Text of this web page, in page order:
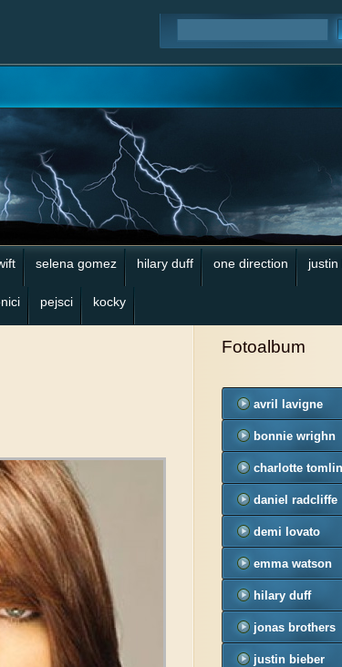
selena gomez hilary duff one direction justin
pejsci kocky
Fotoalbum
avril lavigne
bonnie wrighn
charlotte
felicite
daniel radcliffe
demi lovato
emma watson
hilary duff
jonas brothers
justin bieber